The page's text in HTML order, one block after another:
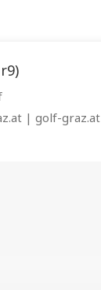
| golf-graz.at